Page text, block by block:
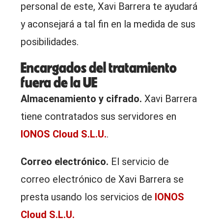
personal de este, Xavi Barrera te ayudará
y aconsejará a tal fin en la medida de sus
posibilidades.
Encargados del tratamiento
fuera de la UE
Almacenamiento y cifrado. Xavi Barrera
tiene contratados sus servidores en
IONOS Cloud S.L.U..
Correo electrónico. El servicio de
correo electrónico de Xavi Barrera se
presta usando los servicios de IONOS
Cloud S.L.U.